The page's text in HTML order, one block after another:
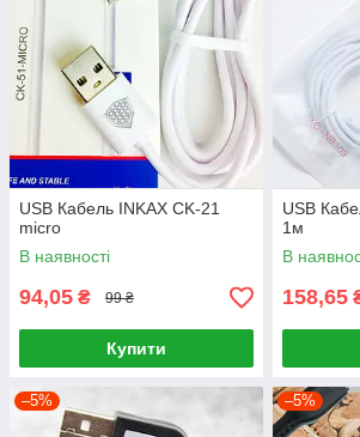
USB Кабель INKAX CK-21
micro
В наявності
94,05 ₴ 99 ₴
Купити
USB
1м
В
158,65
–5% –5%